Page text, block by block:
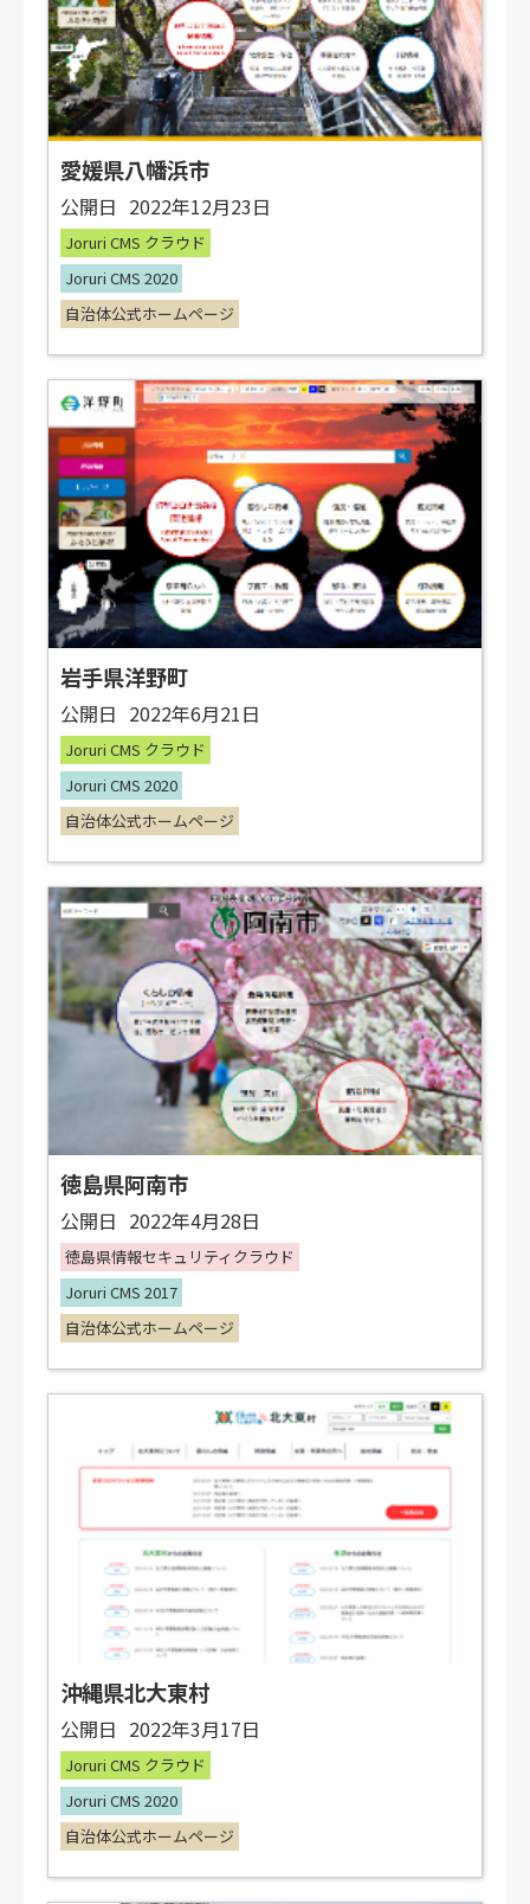
愛媛県八幡浜市
公開日 2022年12月23日
Joruri CMS クラウド
Joruri CMS 2020
自治体公式ホームページ
岩手県洋野町
公開日 2022年6月21日
Joruri CMS クラウド
Joruri CMS 2020
自治体公式ホームページ
徳島県阿南市
公開日 2022年4月28日
徳島県情報セキュリティクラウド
Joruri CMS 2017
自治体公式ホームページ
沖縄県北大東村
公開日 2022年3月17日
Joruri CMS クラウド
Joruri CMS 2020
自治体公式ホームページ